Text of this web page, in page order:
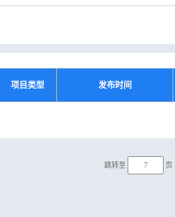
项目类型 发布时间
跳转至